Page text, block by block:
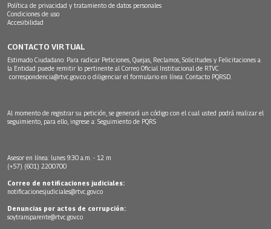
Política de privacidad y tratamiento de datos personales
Condiciones de uso
Accesibilidad
CONTACTO VIRTUAL
Estimado Ciudadano: Para radicar Peticiones, Quejas, Reclamos, Solicitudes y Felicitaciones a
la Entidad puede remitir lo pertinente al Correo Oficial Institucional de RTVC
correspondencia@rtvc.gov.co o diligenciar el formulario en línea: Contacto PQRSD.
Al momento de registrar su petición, se generará un código con el cual usted podrá realizar el
seguimiento, para ello, ingrese a: Seguimiento de PQRS
Asesor en línea: lunes 9:30 a.m. - 12 m
(+57) (601) 2200700
Correo de notificaciones judiciales:
notificacionesjudiciales@rtvc.gov.co
Denuncias por actos de corrupción:
soytransparente@rtvc.gov.co